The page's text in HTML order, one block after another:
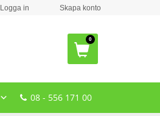
Logga in Skapa konto
08 - 556 171 00